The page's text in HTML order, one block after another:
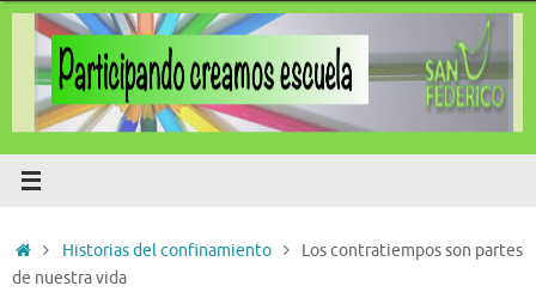
Saltar
contenido
InicioHistorias del confinamiento
Los contratiempos son partes
de nuestra vida